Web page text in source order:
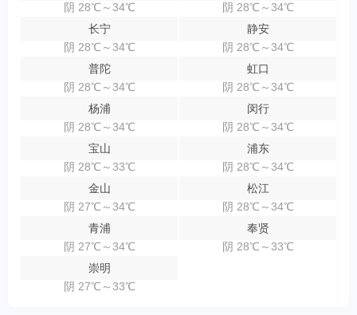
阴 28℃～34℃
阴 28℃～34℃
长宁
阴 28℃～34℃
静安
阴 28℃～34℃
普陀
阴 28℃～34℃
虹口
阴 28℃～34℃
杨浦
阴 28℃～34℃
闵行
阴 28℃～34℃
宝山
阴 28℃～33℃
浦东
阴 28℃～34℃
金山
阴 27℃～34℃
松江
阴 28℃～34℃
青浦
阴 27℃～34℃
奉贤
阴 28℃～33℃
崇明
阴 27℃～33℃